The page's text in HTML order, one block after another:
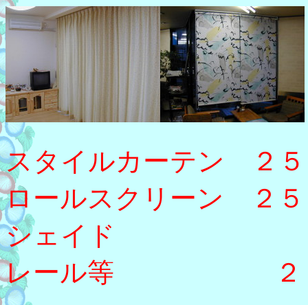
スタイルカーテン ２５
ロールスクリーン ２５
シェイド ２５
レール等 ２０